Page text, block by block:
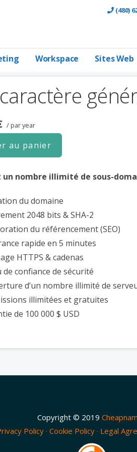
(480)
Workspace Sites Web
caractère
/ par year
au panier
un nombre illimité de sous-
du domaine
2048 bits & SHA-2
du référencement (SEO)
rapide en 5 minutes
HTTPS & cadenas
de confiance de sécurité
d’un nombre illimité de
illimitées et gratuites
de 100 000 $ USD
Copyright © 2019
Policy · Cookie Policy · Legal